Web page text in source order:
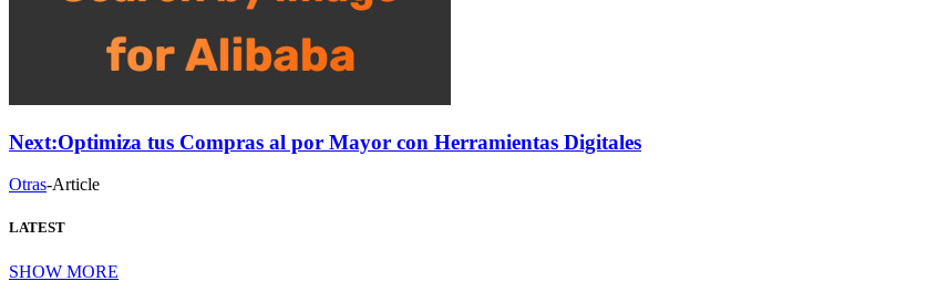
Next:Optimiza tus Compras al por Mayor con Herramientas Digitales
Otras-Article
LATEST
SHOW MORE